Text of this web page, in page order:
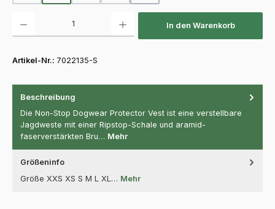
In den Warenkorb
Artikel-Nr.: 7022135-S
Beschreibung
Die Non-Stop Dogwear Protector Vest ist eine verstellbare
Jagdweste mit einer Ripstop-Schale und aramid-
faserverstärkten Bru… Mehr
Größeninfo
Größe XXS XS S M L XL… Mehr